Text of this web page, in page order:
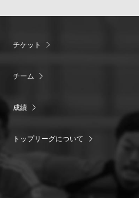
チケット
チーム
成績
トップリーグについて